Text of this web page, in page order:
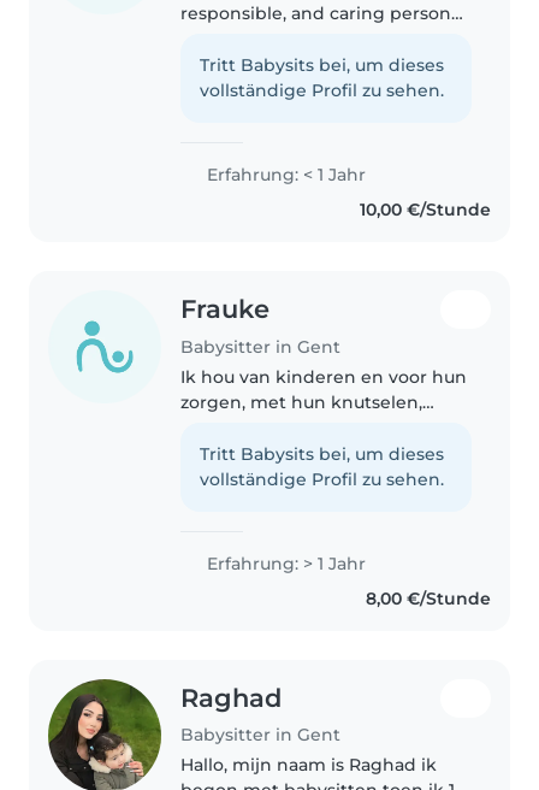
responsible, and caring person
children and making sure they
feel safe and have fun
Tritt Babysits bei, um dieses
vollständige Profil zu sehen.
Erfahrung: < 1 Jahr
10,00 €/Stunde
Frauke
Babysitter in Gent
Ik hou van kinderen en voor hun
zorgen, met hun knutselen,
graag, ik hou van muziek en ik
hou van dieren. Ik volg ook een
Tritt Babysits bei, um dieses
vollständige Profil zu sehen.
Erfahrung: > 1 Jahr
8,00 €/Stunde
Raghad
Babysitter in Gent
Hallo, mijn naam is Raghad ik